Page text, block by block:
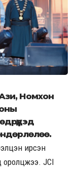
Номхон
ирсэн
оролцжээ. JCI